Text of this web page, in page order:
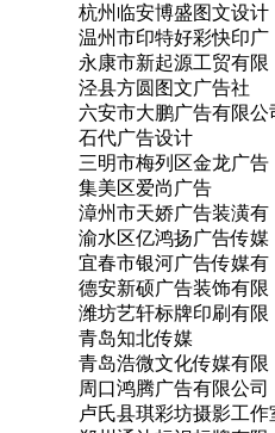
杭州临安博盛图文设计
温州市印特好彩快印广
永康市新起源工贸有限
泾县方圆图文广告社
六安市大鹏广告有限公
石代广告设计
三明市梅列区金龙广告
集美区爱尚广告
漳州市天娇广告装潢有
渝水区亿鸿扬广告传媒
宜春市银河广告传媒有
德安新硕广告装饰有限
潍坊艺轩标牌印刷有限
青岛知北传媒
青岛浩微文化传媒有限
周口鸿腾广告有限公司
卢氏县琪彩坊摄影工作